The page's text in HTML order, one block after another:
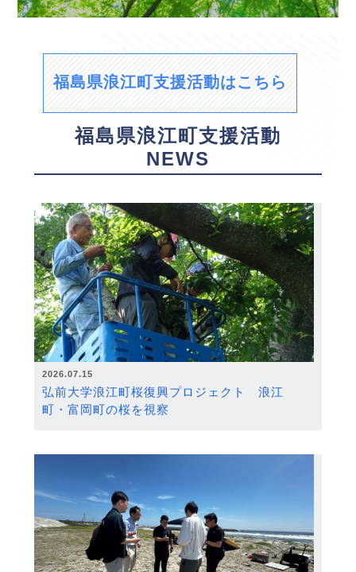
福島県浪江町支援活動はこちら
福島県浪江町支援活動
NEWS
2026.07.15
弘前大学浪江町桜復興プロジェクト 浪江
町・富岡町の桜を視察